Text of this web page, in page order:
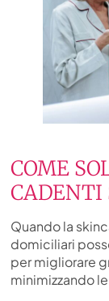
COME
CADENTI
Quando la
domiciliari
per migliorare
minimizzando